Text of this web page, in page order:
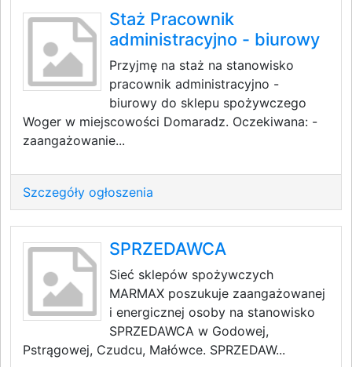
Staż Pracownik
administracyjno - biurowy
Przyjmę na staż na stanowisko
pracownik administracyjno -
biurowy do sklepu spożywczego
Woger w miejscowości Domaradz. Oczekiwana: -
zaangażowanie...
Szczegóły ogłoszenia
SPRZEDAWCA
Sieć sklepów spożywczych
MARMAX poszukuje zaangażowanej
i energicznej osoby na stanowisko
SPRZEDAWCA w Godowej,
Pstrągowej, Czudcu, Małówce. SPRZEDAW...